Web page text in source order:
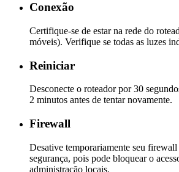
Conexão
Certifique-se de estar na rede do
móveis). Verifique se todas as luzes
Reiniciar
Desconecte o roteador por 30
2 minutos antes de tentar novamente.
Firewall
Desative temporariamente seu
segurança, pois pode bloquear o
administração locais.